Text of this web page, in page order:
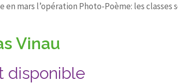
mars l’opération Photo-Poème: les
Vinau
disponible